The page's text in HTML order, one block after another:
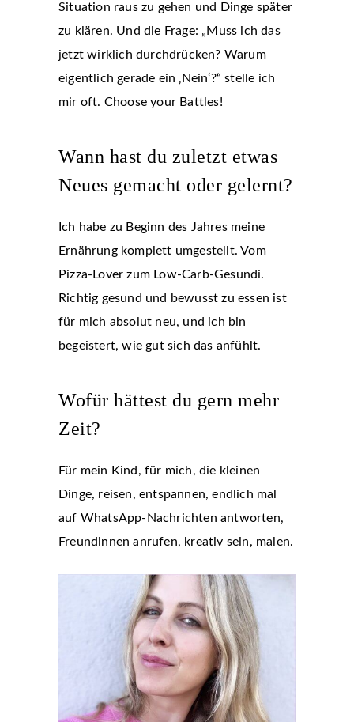
Situation raus zu gehen und Dinge später
zu klären. Und die Frage: „Muss ich das
jetzt wirklich durchdrücken? Warum
eigentlich gerade ein ‚Nein‘?“ stelle ich
mir oft. Choose your Battles!
Wann hast du zuletzt etwas
Neues gemacht oder gelernt?
Ich habe zu Beginn des Jahres meine
Ernährung komplett umgestellt. Vom
Pizza-Lover zum Low-Carb-Gesundi.
Richtig gesund und bewusst zu essen ist
für mich absolut neu, und ich bin
begeistert, wie gut sich das anfühlt.
Wofür hättest du gern mehr
Zeit?
Für mein Kind, für mich, die kleinen
Dinge, reisen, entspannen, endlich mal
auf WhatsApp-Nachrichten antworten,
Freundinnen anrufen, kreativ sein, malen.